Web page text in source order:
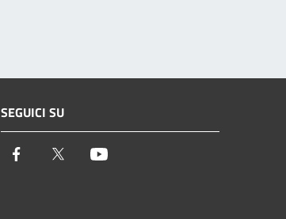
SEGUICI SU
Facebook Twitter